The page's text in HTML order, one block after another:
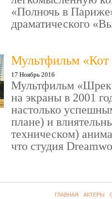
«Полночь в
драматического
Мультфильм «Кот
17 Ноябрь 2016
Мультфильм
на экраны в 2001
настолько
плане) и
техническом)
что студия
ГЛАВНАЯ АКТЕРЫ